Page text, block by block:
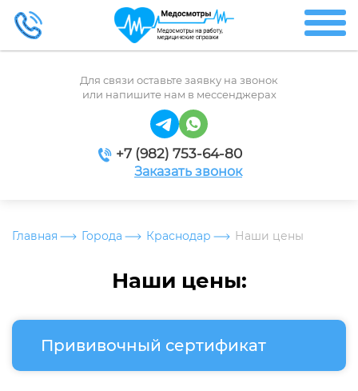
Для связи оставьте заявку на звонок
или напишите нам в мессенджерах
+7 (982) 753-64-80
Заказать звонок
Главная Города Краснодар Наши цены
Наши цены:
Прививочный сертификат